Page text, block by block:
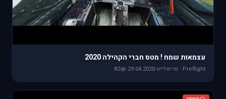
עצמאות שמח ! מטס חברי הקהילה 2020
Preflight - פריפלייט ·
29.04.2020
·
82